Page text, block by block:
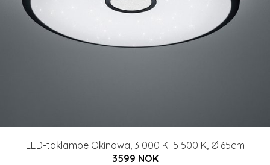
LED-taklampe Okinawa, 3 000 K–5 500 K, Ø 65cm
3599 NOK